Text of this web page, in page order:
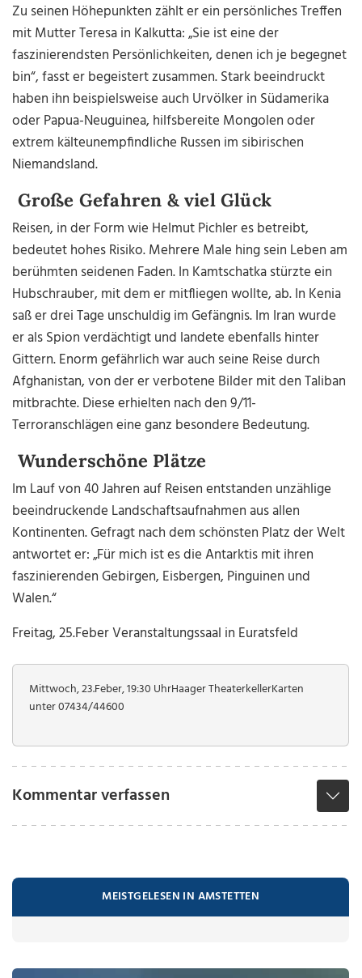
Zu seinen Höhepunkten zählt er ein persönliches Treffen
mit Mutter Teresa in Kalkutta: „Sie ist eine der
faszinierendsten Persönlichkeiten, denen ich je begegnet
bin“, fasst er begeistert zusammen. Stark beeindruckt
haben ihn beispielsweise auch Urvölker in Südamerika
oder Papua-Neuguinea, hilfsbereite Mongolen oder
extrem kälteunempfindliche Russen im sibirischen
Niemandsland.
Große Gefahren & viel Glück
Reisen, in der Form wie Helmut Pichler es betreibt,
bedeutet hohes Risiko. Mehrere Male hing sein Leben am
berühmten seidenen Faden. In Kamtschatka stürzte ein
Hubschrauber, mit dem er mitfliegen wollte, ab. In Kenia
saß er drei Tage unschuldig im Gefängnis. Im Iran wurde
er als Spion verdächtigt und landete ebenfalls hinter
Gittern. Enorm gefährlich war auch seine Reise durch
Afghanistan, von der er verbotene Bilder mit den Taliban
mitbrachte. Diese erhielten nach den 9/11-
Terroranschlägen eine ganz besondere Bedeutung.
Wunderschöne Plätze
Im Lauf von 40 Jahren auf Reisen entstanden unzählige
beeindruckende Landschaftsaufnahmen aus allen
Kontinenten. Gefragt nach dem schönsten Platz der Welt
antwortet er: „Für mich ist es die Antarktis mit ihren
faszinierenden Gebirgen, Eisbergen, Pinguinen und
Walen.“
Freitag, 25.FeberVeranstaltungssaal in Euratsfeld
Mittwoch, 23.Feber, 19:30 UhrHaager TheaterkellerKarten
unter 07434/44600
Kommentar verfassen
MEISTGELESEN IN AMSTETTEN